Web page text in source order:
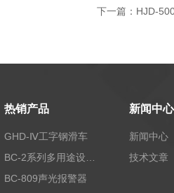
下一篇： HJD-
热销产品
GHD-Ⅳ工字钢滑车
BC-809声光报警器
新闻中心
新闻中心
技术文章